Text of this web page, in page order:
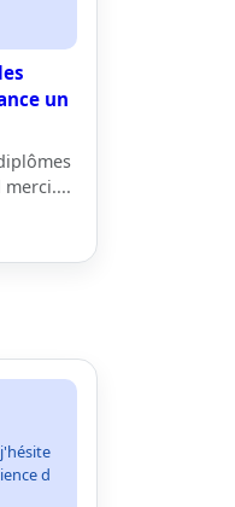
un
merci....
d